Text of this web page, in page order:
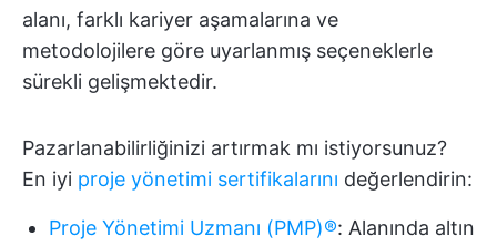
alanı, farklı kariyer aşamalarına ve
metodolojilere göre uyarlanmış seçeneklerle
sürekli gelişmektedir.
Pazarlanabilirliğinizi artırmak mı istiyorsunuz?
En iyi proje yönetimi sertifikalarını değerlendirin:
Proje Yönetimi Uzmanı (PMP)®: Alanında altın